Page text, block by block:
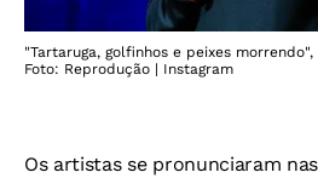
"Tartaruga, golfinhos e peixes
Foto: Reprodução | Instagram
Os artistas se pronunciaram